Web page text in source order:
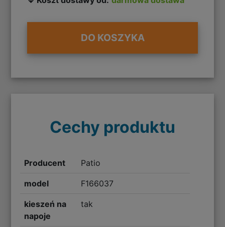
DO KOSZYKA
Cechy produktu
Producent Patio
model F166037
kieszeń na
napoje
tak